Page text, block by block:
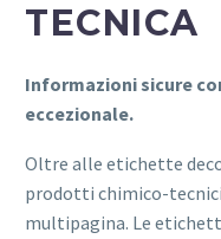
TECNICA
Informazioni sicure
eccezionale.
Oltre alle etichette
prodotti chimico-
multipagina. Le